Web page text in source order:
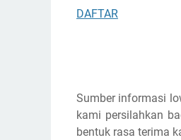
DAFTAR
Sumber informasi
kami persilahkan
bentuk rasa terima